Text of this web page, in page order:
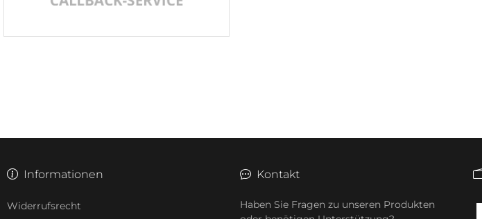
Informationen
Widerrufsrecht
Kontakt
Haben Sie Fragen zu unseren Produkten